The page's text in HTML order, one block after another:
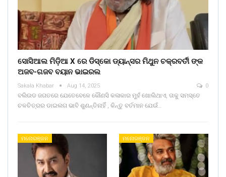
ସୋସିଆଲ ମିଡ଼ିଆ X ରେ ଡିସ୍କୋ ଡ୍ୟାନ୍ସର ମିଥୁନ ଚକ୍ରବର୍ତୀ ଙ୍କ
ଅଜବ-ଗଜବ ବୟାନ ଭାଇରଲ
Sakala Khabar Aug 14, 2025 0
ବଲିଉଡ ଜଗତରେ ଯେତେବେଳେ କୌଣସି କଳାକାର ମୁହଁ ଖୋଲିଥାଏ, ତାକୁ ସମସ୍ତେ
ଚଳଚିତ୍ରର ଡାଇଲଗ ଭାବି ଶୁଣନ୍ତିନାହିଁ , କିନ୍ତୁ ବର୍ତମାନ ଯେଉଁ…
ମନୋରଞ୍ଜନ ମନୋରଞ୍ଜନ